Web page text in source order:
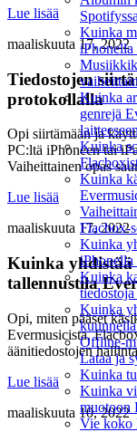
Kuinka
Kuinka
genrejä
Kuinka
Kuinka
Flacbox-
Kuinka
Kuinka
Kuinka
Offline-
Lataa ja
Kuinka
Kuinka
muotoon
Vie koko
Lue lisää
maaliskuuta 17, 2022
Tiedostojen
protokollalla
Opi siirtämään ja
PC:ltä iPhoneen tai
Vaiheittainen opas
Lue lisää
maaliskuuta 17, 2022
Kuinka yhdistää
tallennustila
Opi, miten pääset
Evermusicista,
äänitiedostojen
Lue lisää
maaliskuuta 10, 2022